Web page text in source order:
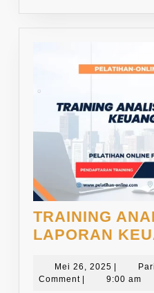
TRAINING
LAPORAN
Mei 26, 2025 Mei
26,
|
Comment | 9:00 am